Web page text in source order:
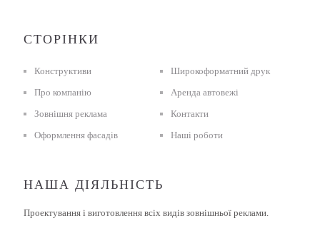
СТОРІНКИ
Конструктиви
Про компанію
Зовнішня реклама
Оформлення фасадів
Широкоформатний друк
Аренда автовежі
Контакти
Наші роботи
НАША ДІЯЛЬНІСТЬ
Проектування і виготовлення всіх видів зовнішньої реклами.